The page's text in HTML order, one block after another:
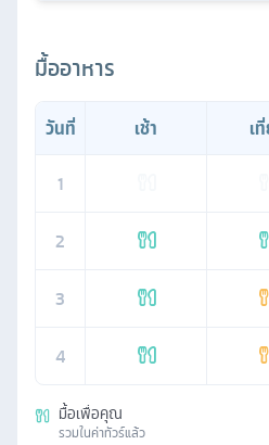
มื้ออาหาร
วันที่ เช้า เ
1
2
3
4
มื้อเพื่อคุณ
รวมในค่าทัวร์แล้ว